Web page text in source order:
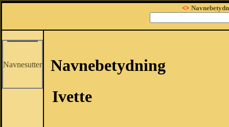
<>
Navnesutter
Navnebetydning
Ivette